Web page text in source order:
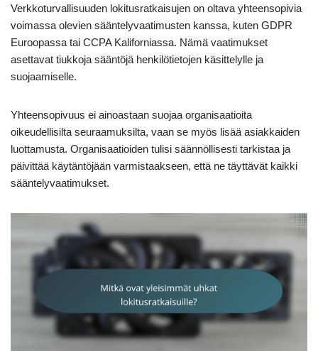
Verkkoturvallisuuden lokitusratkaisujen on oltava yhteensopivia
voimassa olevien sääntelyvaatimusten kanssa, kuten GDPR
Euroopassa tai CCPA Kaliforniassa. Nämä vaatimukset
asettavat tiukkoja sääntöjä henkilötietojen käsittelylle ja
suojaamiselle.
Yhteensopivuus ei ainoastaan suojaa organisaatioita
oikeudellisilta seuraamuksilta, vaan se myös lisää asiakkaiden
luottamusta. Organisaatioiden tulisi säännöllisesti tarkistaa ja
päivittää käytäntöjään varmistaakseen, että ne täyttävät kaikki
sääntelyvaatimukset.